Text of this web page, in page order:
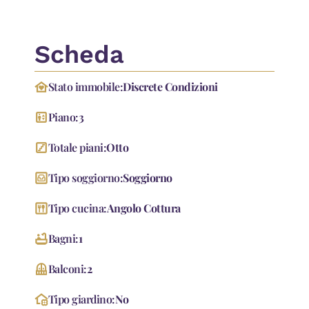
Scheda
family_homeStato immobile:Discrete Condizioni
elevatorPiano:3
stairsTotale piani:Otto
livingTipo soggiorno:Soggiorno
diningTipo cucina:Angolo Cottura
bathtubBagni:1
BalconyBalconi:2
home_and_gardenTipo giardino:No